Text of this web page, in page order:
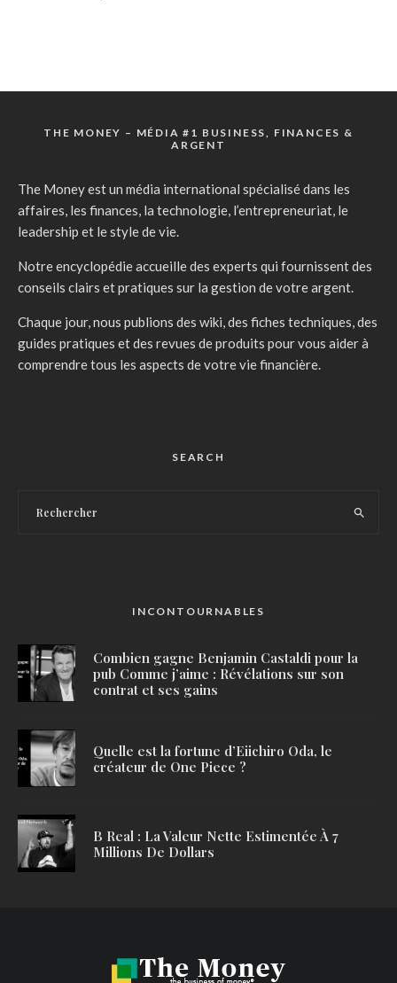
THE MONEY – MÉDIA #1 BUSINESS, FINANCES &
ARGENT
The Money est un média international spécialisé dans les
affaires, les finances, la technologie, l’entrepreneuriat, le
leadership et le style de vie.
Notre encyclopédie accueille des experts qui fournissent des
conseils clairs et pratiques sur la gestion de votre argent.
Chaque jour, nous publions des wiki, des fiches techniques, des
guides pratiques et des revues de produits pour vous aider à
comprendre tous les aspects de votre vie financière.
SEARCH
INCONTOURNABLES
Combien gagne Benjamin Castaldi pour la
pub Comme j’aime : Révélations sur son
contrat et ses gains
Quelle est la fortune d’Eiichiro Oda, le
créateur de One Piece ?
B Real : La Valeur Nette Estimentée À 7
Millions De Dollars